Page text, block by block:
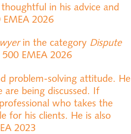
in his advice and
EMEA 2026
in the category Dispute
EMEA 2026
problem-solving attitude. He
are being discussed. If
who takes the
for his clients. He is also
2023